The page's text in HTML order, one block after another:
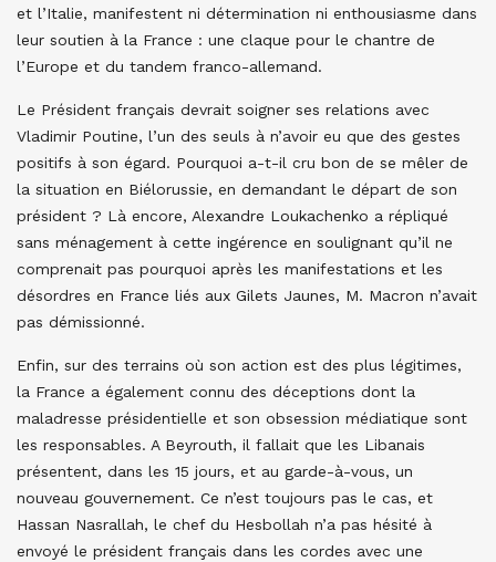
et l’Italie, manifestent ni détermination ni enthousiasme dans
leur soutien à la France : une claque pour le chantre de
l’Europe et du tandem franco-allemand.
Le Président français devrait soigner ses relations avec
Vladimir Poutine, l’un des seuls à n’avoir eu que des gestes
positifs à son égard. Pourquoi a-t-il cru bon de se mêler de
la situation en Biélorussie, en demandant le départ de son
président ? Là encore, Alexandre Loukachenko a répliqué
sans ménagement à cette ingérence en soulignant qu’il ne
comprenait pas pourquoi après les manifestations et les
désordres en France liés aux Gilets Jaunes, M. Macron n’avait
pas démissionné.
Enfin, sur des terrains où son action est des plus légitimes,
la France a également connu des déceptions dont la
maladresse présidentielle et son obsession médiatique sont
les responsables. A Beyrouth, il fallait que les Libanais
présentent, dans les 15 jours, et au garde-à-vous, un
nouveau gouvernement. Ce n’est toujours pas le cas, et
Hassan Nasrallah, le chef du Hesbollah n’a pas hésité à
envoyé le président français dans les cordes avec une